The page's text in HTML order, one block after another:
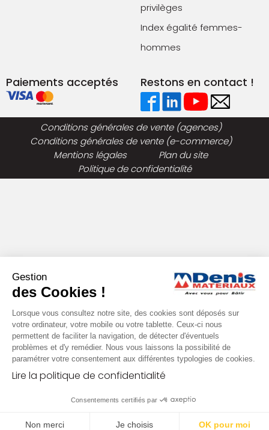
privilèges
Index égalité femmes-
hommes
Paiements acceptés Restons en contact !
Conditions générales de vente (agences)
Conditions générales de vente (e-commerce)
Mentions légales
Plan du site
Politique de confidentialité
Gestion
des Cookies !
Lorsque vous consultez notre site, des cookies sont déposés sur
votre ordinateur, votre mobile ou votre tablette. Ceux-ci nous
permettent de faciliter la navigation, de détecter d'éventuels
problèmes et d'y remédier. Nous vous laissons la possibilité de
paramétrer votre consentement aux différentes typologies de cookies.
Lire la politique de confidentialité
Consentements certifiés par
Non merci Je choisis OK pour moi